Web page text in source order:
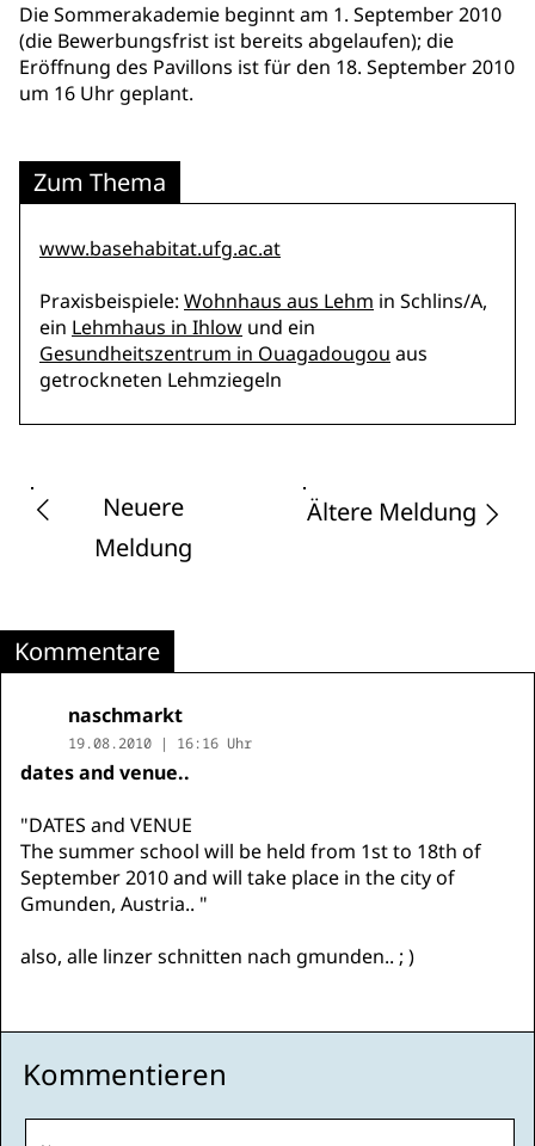
Die Sommerakademie beginnt am 1. September 2010
(die Bewerbungsfrist ist bereits abgelaufen); die
Eröffnung des Pavillons ist für den 18. September 2010
um 16 Uhr geplant.
Zum Thema
www.basehabitat.ufg.ac.at
Praxisbeispiele: Wohnhaus aus Lehm in Schlins/A,
ein Lehmhaus in Ihlow und ein
Gesundheitszentrum in Ouagadougou aus
getrockneten Lehmziegeln
Neuere
Meldung
Ältere Meldung
Kommentare
naschmarkt
19.08.2010 | 16:16 Uhr
dates and venue..
"DATES and VENUE
The summer school will be held from 1st to 18th of
September 2010 and will take place in the city of
Gmunden, Austria.. "
also, alle linzer schnitten nach gmunden.. ; )
Kommentieren